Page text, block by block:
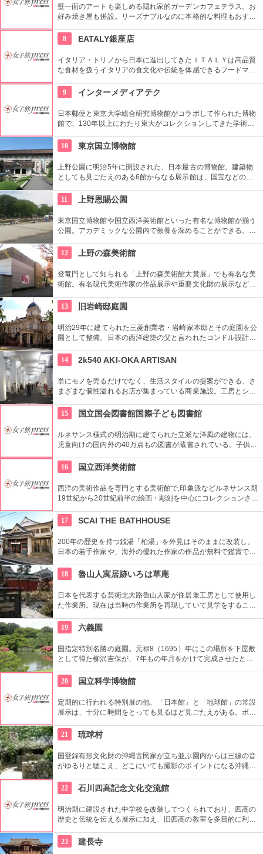
壁一面のアートも楽しめる隠れ家的ガーデンカフェテラス。お
好み焼き屋も併設。リーズナブルなのに本格的な料理もおすす
8
EATALY銀座店
イタリア・トリノから日本に進出してきたＩＴＡＬＹは高品質
な食材を扱うイタリアの食文化や伝統を体感できるフードマー
堪能することもできます。
9 インターメディアテク
日本郵便と東京大学総合研究博物館がコラボして作られた博物
館で、130年以上にわたり東大がコレクションしてきた学術コ
ている。
10 東京国立博物館
上野公園に明治5年に開設された、日本最古の博物館。建築物
としても見ごたえのある6館からなる展示館は、国宝などの歴
す。オリジナルグッズを販売するミュージアムショップや食事
もできるカフェなども併設されています。
11 上野恩賜公園
東京国立博物館や国立西洋美術館といった有名な博物館が揃う
公園。アカデミックな公園内で教養を深めることができる。ま
12
上野の森美術館
登竜門として知られる「上野の森美術館大賞展」でも有名な美
術館。有名現代美術作家の作品展示や重要文化財の展示など、
休めるのもいかが？
13 旧岩崎邸庭園
明治29年に建てられた三菱創業者・岩崎家本邸とその庭園を公
園として整備。日本の西洋建築の父と言われたコンドル設計の
文化財にもなっている。
14 2k540 AKI-OKA ARTISAN
単にモノを売るだけでなく、生活スタイルの提案ができる、さ
まざまな個性溢れるお店が集まっている商業施設。工房とショ
ワークショップもあり。
15 国立国会図書館国際子ども図書館
ルネサンス様式の明治期に建てられた立派な洋風の建物には、
児童向けの国内外の40万点もの図書が蔵書されている。子供だ
でゆっくり過ごしてみては。
16 国立西洋美術館
西洋の美術作品を専門とする美術館で,印象派などルネサンス期
19世紀から20世紀前半の絵画・彫刻を中心にコレクションされ
家）たちの作品を見ることができる美術館としは日本有数。ロ
ダンの「考える人」はこちらで見れる。設計はル・コルビジェ
が手掛け、建築・インテリア好きにもおすすめ。
17 SCAI THE BATHHOUSE
200年の歴史を持つ銭湯「柏湯」を外見はそのままに改装し、
日本の若手作家や、海外の優れた作家の作品が無料で鑑賞でき
18
魯山人寓居跡いろは草庵
日本を代表する芸術北大路魯山人家が住居兼工房として使用し
た作業所。現在は当時の作業所を再現していて見学をすること
ます。
19 六義園
国指定特別名勝の庭園。元禄8（1695）年にこの場所を下屋敷
として得た柳沢吉保が、7年もの年月をかけて完成させたとい
で、江戸時代から小石川後楽園とで二大庭園とされていまし
た。日本庭園の良さを今に伝える名園です。
20 国立科学博物館
定期的に行われる特別展の他、「日本館」と「地球館」の常設
展示は、十分に時間をとっても見るほど見ごたえがある。ボラ
とまちがいなし。
21 琉球村
国登録有形文化財の沖縄古民家が立ち並ぶ園内からは三線の音
がゆるりと聴こえ、どこにいても撮影のポイントになる沖縄ら
り、どれを体験したら良いか迷ってしまう程！沖縄を丸ごと感
じるならぜひココへ。
22 石川四高記念文化交流館
明治期に建設された中学校を改装してつくられており、四高の
歴史と伝統を伝える展示に加え、旧四高の教室を多目的に利用
石川県ゆかりの文学者の資料を展示する「石川近代文学館」に
よって構成されている。
23 建長寺